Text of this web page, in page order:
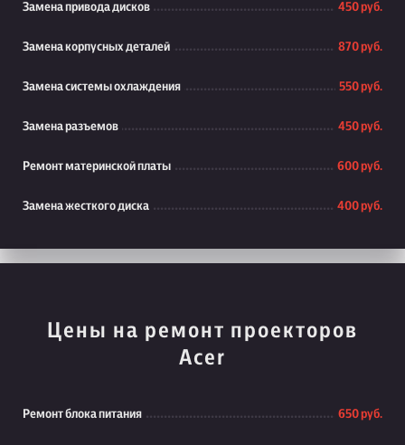
Замена привода дисков 450 руб.
Замена корпусных деталей 870 руб.
Замена системы охлаждения 550 руб.
Замена разъемов 450 руб.
Ремонт материнской платы 600 руб.
Замена жесткого диска 400 руб.
Цены на ремонт проекторов
Acer
Ремонт блока питания 650 руб.